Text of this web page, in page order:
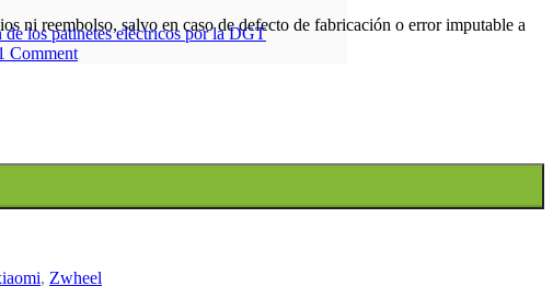
los patinetes eléctricos por la DGT
Comment
ni reembolso, salvo en caso de defecto de fabricación o error imputable a
, Zwheel